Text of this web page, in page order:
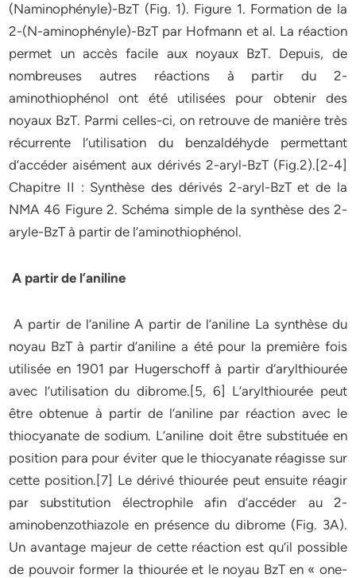
(Naminophényle)-BzT (Fig. 1). Figure 1. Formation de la
2-(N-aminophényle)-BzT par Hofmann et al. La réaction
permet un accès facile aux noyaux BzT. Depuis, de
nombreuses autres réactions à partir du 2-
aminothiophénol ont été utilisées pour obtenir des
noyaux BzT. Parmi celles-ci, on retrouve de manière très
récurrente l’utilisation du benzaldéhyde permettant
d’accéder aisément aux dérivés 2-aryl-BzT (Fig.2).[2-4]
Chapitre II : Synthèse des dérivés 2-aryl-BzT et de la
NMA 46 Figure 2. Schéma simple de la synthèse des 2-
aryle-BzT à partir de l’aminothiophénol.
A partir de l’aniline
A partir de l’aniline A partir de l’aniline La synthèse du
noyau BzT à partir d’aniline a été pour la première fois
utilisée en 1901 par Hugerschoff à partir d’arylthiourée
avec l’utilisation du dibrome.[5, 6] L’arylthiourée peut
être obtenue à partir de l’aniline par réaction avec le
thiocyanate de sodium. L’aniline doit être substituée en
position para pour éviter que le thiocyanate réagisse sur
cette position.[7] Le dérivé thiourée peut ensuite réagir
par substitution électrophile afin d’accéder au 2-
aminobenzothiazole en présence du dibrome (Fig. 3A).
Un avantage majeur de cette réaction est qu’il possible
de pouvoir former la thiourée et le noyau BzT en « one-